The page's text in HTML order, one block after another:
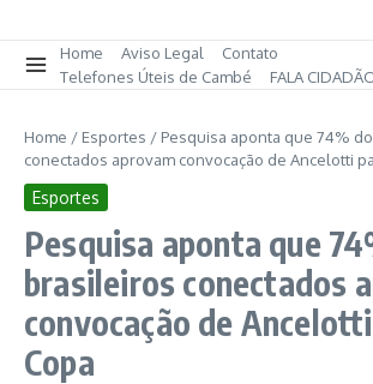
Home Aviso Legal
Contato
Telefones Úteis de Cambé
FALA
Home / Esportes / Pesquisa aponta que 74%
conectados aprovam convocação de Ancelotti
Esportes
Pesquisa aponta que
brasileiros conectados
convocação de
Copa